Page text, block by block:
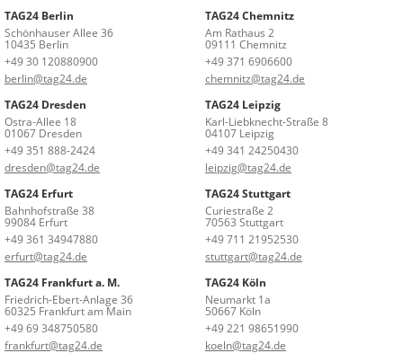
TAG24 Berlin
Schönhauser Allee 36
10435 Berlin
+49 30 120880900
berlin@tag24.de
TAG24 Chemnitz
Am Rathaus 2
09111 Chemnitz
+49 371 6906600
chemnitz@tag24.de
TAG24 Dresden
Ostra-Allee 18
01067 Dresden
+49 351 888-2424
dresden@tag24.de
TAG24 Leipzig
Karl-Liebknecht-Straße 8
04107 Leipzig
+49 341 24250430
leipzig@tag24.de
TAG24 Erfurt
Bahnhofstraße 38
99084 Erfurt
+49 361 34947880
erfurt@tag24.de
TAG24 Stuttgart
Curiestraße 2
70563 Stuttgart
+49 711 21952530
stuttgart@tag24.de
TAG24 Frankfurt a. M.
Friedrich-Ebert-Anlage 36
60325 Frankfurt am Main
+49 69 348750580
frankfurt@tag24.de
TAG24 Köln
Neumarkt 1a
50667 Köln
+49 221 98651990
koeln@tag24.de